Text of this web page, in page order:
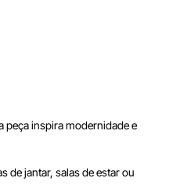
peça inspira modernidade e
de jantar, salas de estar ou